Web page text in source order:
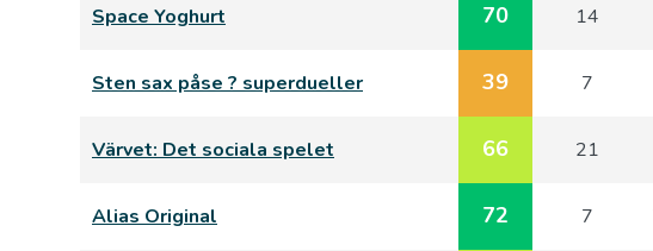
Space Yoghurt 70 14
Sten sax påse ? superdueller 39 7
Värvet: Det sociala spelet 66 21
Alias Original 72 7